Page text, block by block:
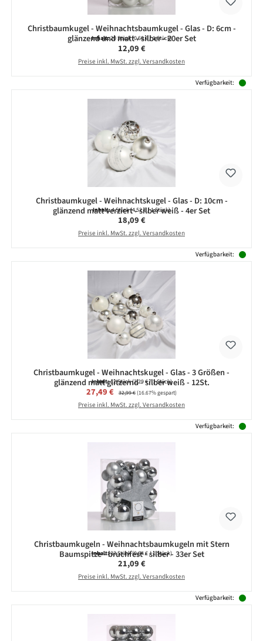
Christbaumkugel - Weihnachtsbaumkugel - Glas - D: 6cm -
glänzend und matt - silber - 20er Set
Inhalt:20 Stück(0,60 € / 1 Stück)
Regulärer Preis:
12,09 €
Preise inkl. MwSt. zzgl. Versandkosten
Verfügbarkeit:
Christbaumkugel - Weihnachtskugel - Glas - D: 10cm -
glänzend matt verziert - silber weiß - 4er Set
Inhalt:4 Stück(4,52 € / 1 Stück)
Regulärer Preis:
18,09 €
Preise inkl. MwSt. zzgl. Versandkosten
Verfügbarkeit:
Christbaumkugel - Weihnachtskugel - Glas - 3 Größen -
glänzend matt glitzernd - silber weiß - 12St.
Inhalt:12 Stück(2,29 € / 1 Stück)
Verkaufspreis:
27,49 € Regulärer Preis:
32,99 €(16.67% gespart)
Preise inkl. MwSt. zzgl. Versandkosten
Verfügbarkeit:
Christbaumkugeln - Weihnachtsbaumkugeln mit Stern
Baumspitze - bruchfest - silber - 33er Set
Inhalt:33 Stück(0,64 € / 1 Stück)
Regulärer Preis:
21,09 €
Preise inkl. MwSt. zzgl. Versandkosten
Verfügbarkeit: